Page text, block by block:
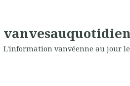
vanvesauquotidien
L'information vanvéenne au jour